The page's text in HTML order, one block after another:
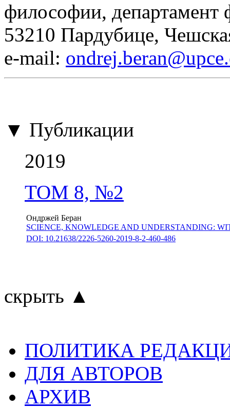
философии, департамент
53210 Пардубице,
е-mail:
▼ Публикации
2019
ТОМ 8, №2
Ондржей Беран
SCIENCE, KNOWLEDGE AND UNDERSTANDING:
DOI: 10.21638/2226-5260-2019-8-2-460-486
скрыть ▲
ПОЛИТИКА
ДЛЯ АВТОРОВ
АРХИВ